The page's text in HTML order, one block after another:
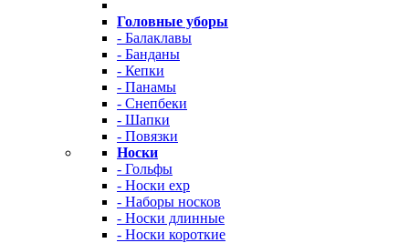
Головные уборы
- Балаклавы
- Банданы
- Кепки
- Панамы
- Снепбеки
- Шапки
- Повязки
Носки
- Гольфы
- Носки exp
- Наборы носков
- Носки длинные
- Носки короткие